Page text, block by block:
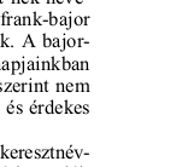
bajor
A bajor-
nem
érdekes